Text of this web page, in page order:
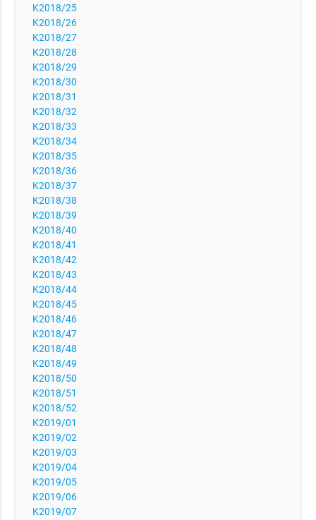
K2018/25
K2018/26
K2018/27
K2018/28
K2018/29
K2018/30
K2018/31
K2018/32
K2018/33
K2018/34
K2018/35
K2018/36
K2018/37
K2018/38
K2018/39
K2018/40
K2018/41
K2018/42
K2018/43
K2018/44
K2018/45
K2018/46
K2018/47
K2018/48
K2018/49
K2018/50
K2018/51
K2018/52
K2019/01
K2019/02
K2019/03
K2019/04
K2019/05
K2019/06
K2019/07